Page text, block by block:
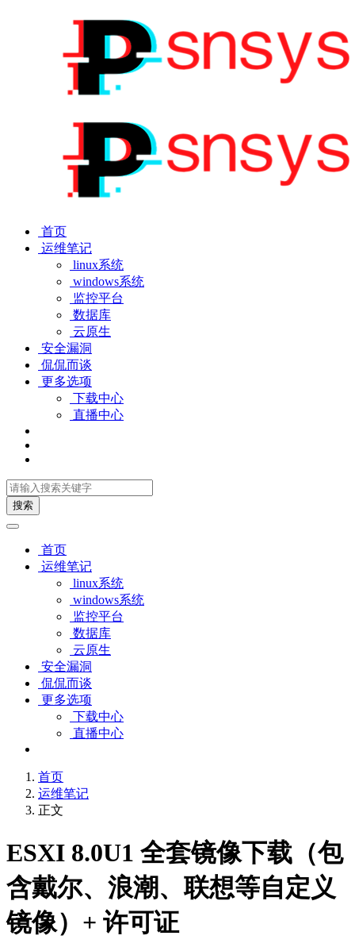
首页
运维笔记
linux系统
windows系统
监控平台
数据库
云原生
安全漏洞
侃侃而谈
更多选项
下载中心
直播中心
搜索
首页
运维笔记
linux系统
windows系统
监控平台
数据库
云原生
安全漏洞
侃侃而谈
更多选项
下载中心
直播中心
首页
运维笔记
正文
ESXI 8.0U1 全套镜像下载（包
含戴尔、浪潮、联想等自定义
镜像）+ 许可证